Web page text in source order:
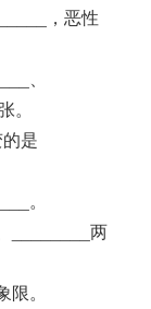
，恶性
、
。
是
。
________两
。